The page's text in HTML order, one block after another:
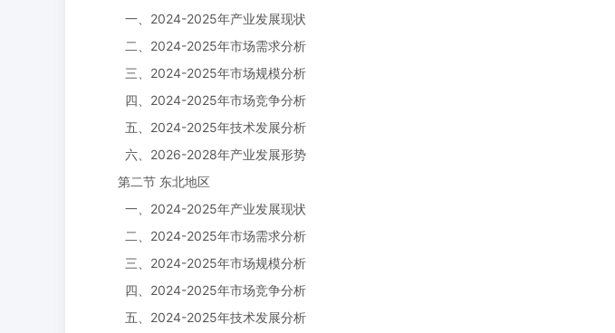
一、2024-2025年产业发展现状
二、2024-2025年市场需求分析
三、2024-2025年市场规模分析
四、2024-2025年市场竞争分析
五、2024-2025年技术发展分析
六、2026-2028年产业发展形势
第二节 东北地区
一、2024-2025年产业发展现状
二、2024-2025年市场需求分析
三、2024-2025年市场规模分析
四、2024-2025年市场竞争分析
五、2024-2025年技术发展分析